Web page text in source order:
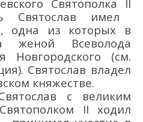
Святополка II
Святослав имел
одна из которых в
женой Всеволода
Новгородского (см.
. Святослав владел
княжестве.
с великим
Святополком II ходил